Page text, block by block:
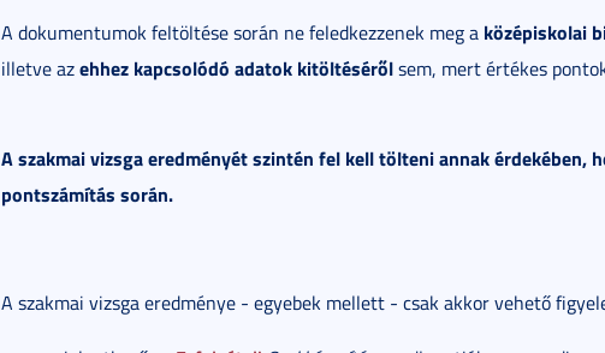
A dokumentumok feltöltése során ne feledkezzenek meg a középiskolai
illetve azehhez kapcsolódó adatok kitöltésérőlsem, mert értékes
A szakmai vizsga eredményét szintén fel kell tölteni annak érdekében,
pontszámítás során.
A szakmai vizsga eredménye - egyebek mellett - csak akkor vehető